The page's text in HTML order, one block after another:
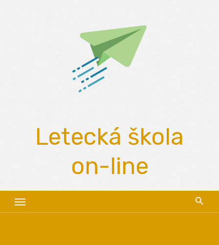
Letecká škola
on-line